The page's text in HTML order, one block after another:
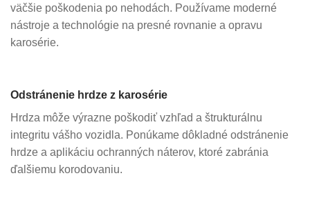
väčšie poškodenia po nehodách. Používame moderné
nástroje a technológie na presné rovnanie a opravu
karosérie.
Odstránenie hrdze z karosérie
Hrdza môže výrazne poškodiť vzhľad a štrukturálnu
integritu vášho vozidla. Ponúkame dôkladné odstránenie
hrdze a aplikáciu ochranných náterov, ktoré zabránia
ďalšiemu korodovaniu.